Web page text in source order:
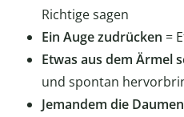
Richtige sagen
Ein Auge zudrücken =
Etwas aus dem Ärmel
und spontan
Jemandem die